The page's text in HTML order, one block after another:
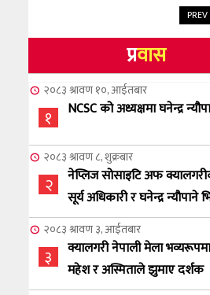
PREV
प्रवास
२०८३ श्रावण १०, आईतबार
१ NCSC को अध्यक्षमा घनेन्द्र
२०८३ श्रावण ८, शुक्रबार
२
नेप्लिज सोसाइटि अफ
सूर्य अधिकारी र घनेन्द्र न्यौपाने
२०८३ श्रावण ३, आईतबार
३
क्यालगरी नेपाली मेला
महेश र अस्मिताले झुमाए दर्शक